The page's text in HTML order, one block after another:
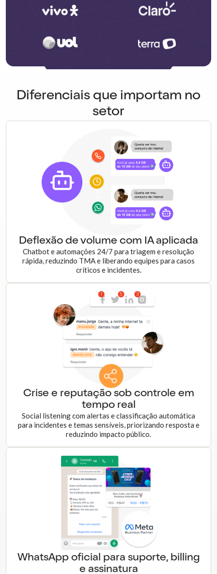
Diferenciais que importam no
setor
Deflexão de volume com IA aplicada
Chatbot e automações 24/7 para triagem e resolução
rápida, reduzindo TMA e liberando equipes para casos
críticos e incidentes.
Crise e reputação sob controle em
tempo real
Social listening com alertas e classificação automática
para incidentes e temas sensíveis, priorizando resposta e
reduzindo impacto público.
WhatsApp oficial para suporte, billing
e assinatura